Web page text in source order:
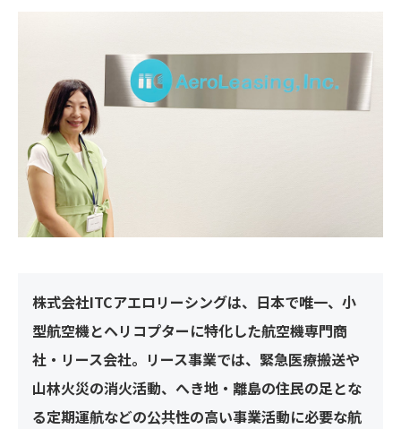
株式会社ITCアエロリーシングは、日本で唯一、小
型航空機とヘリコプターに特化した航空機専門商
社・リース会社。リース事業では、緊急医療搬送や
山林火災の消火活動、へき地・離島の住民の足とな
る定期運航などの公共性の高い事業活動に必要な航